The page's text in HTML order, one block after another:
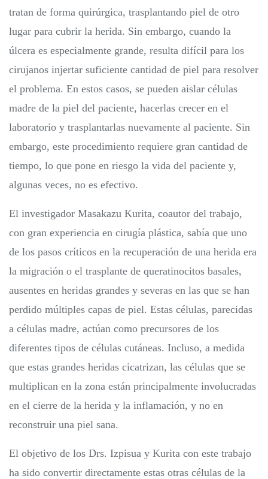
tratan de forma quirúrgica, trasplantando piel de otro
lugar para cubrir la herida. Sin embargo, cuando la
úlcera es especialmente grande, resulta difícil para los
cirujanos injertar suficiente cantidad de piel para resolver
el problema. En estos casos, se pueden aislar células
madre de la piel del paciente, hacerlas crecer en el
laboratorio y trasplantarlas nuevamente al paciente. Sin
embargo, este procedimiento requiere gran cantidad de
tiempo, lo que pone en riesgo la vida del paciente y,
algunas veces, no es efectivo.
El investigador Masakazu Kurita, coautor del trabajo,
con gran experiencia en cirugía plástica, sabía que uno
de los pasos críticos en la recuperación de una herida era
la migración o el trasplante de queratinocitos basales,
ausentes en heridas grandes y severas en las que se han
perdido múltiples capas de piel. Estas células, parecidas
a células madre, actúan como precursores de los
diferentes tipos de células cutáneas. Incluso, a medida
que estas grandes heridas cicatrizan, las células que se
multiplican en la zona están principalmente involucradas
en el cierre de la herida y la inflamación, y no en
reconstruir una piel sana.
El objetivo de los Drs. Izpisua y Kurita con este trabajo
ha sido convertir directamente estas otras células de la